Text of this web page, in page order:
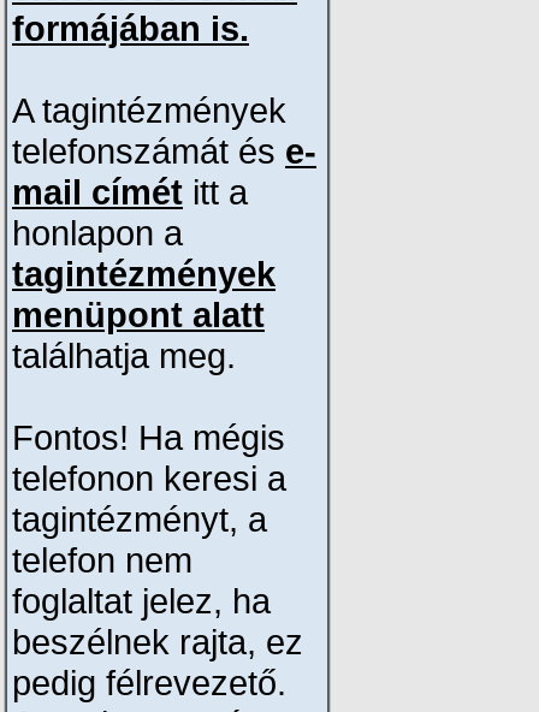
formájában is.
A tagintézmények
telefonszámát és e-
mail címét itt a
honlapon a
tagintézmények
menüpont alatt
találhatja meg.
Fontos! Ha mégis
telefonon keresi a
tagintézményt, a
telefon nem
foglaltat jelez, ha
beszélnek rajta, ez
pedig félrevezető.